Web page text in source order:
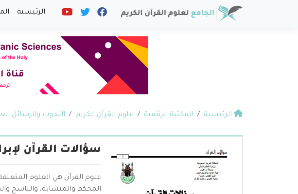
الرئيسية
الرئيسية المكتبة الرقمية علوم القرآن الكريم البحوث والرسائل
سؤالات القرآن
علوم القرآن هي العلوم
المحكم والمتشابه، والناسخ